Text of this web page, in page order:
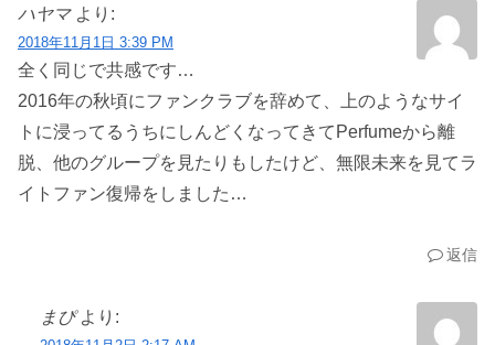
ハヤマ より:
2018年11月1日 3:39 PM
全く同じで共感です…
2016年の秋頃にファンクラブを辞めて、上のようなサイ
トに浸ってるうちにしんどくなってきてPerfumeから離
脱、他のグループを見たりもしたけど、無限未来を見てラ
イトファン復帰をしました…
返信
まぴ より: